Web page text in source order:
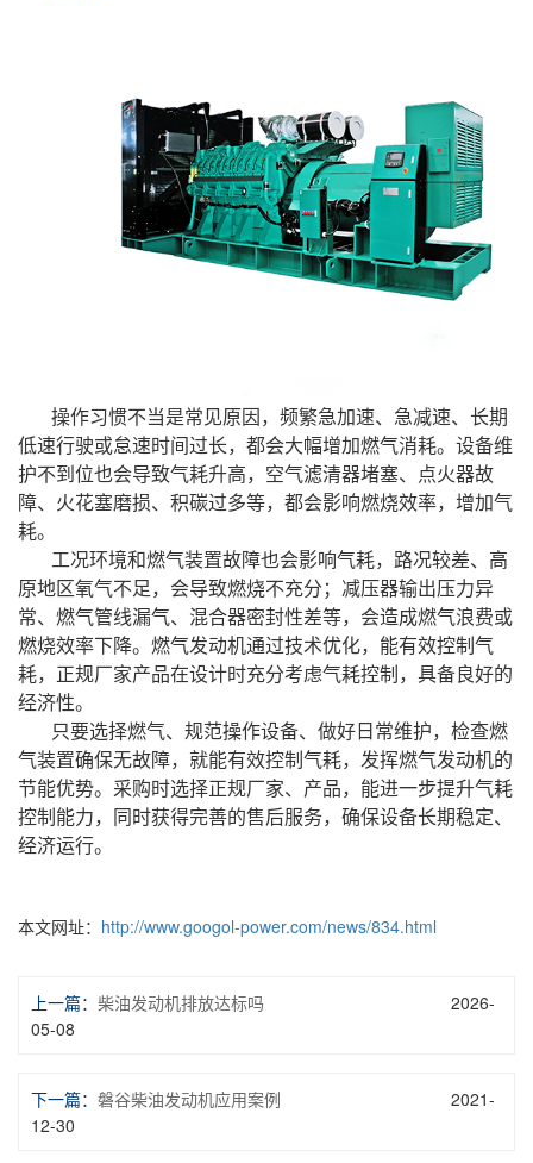
操作习惯不当是常见原因，频繁急加速、急减速、长期
低速行驶或怠速时间过长，都会大幅增加燃气消耗。设备维
护不到位也会导致气耗升高，空气滤清器堵塞、点火器故
障、火花塞磨损、积碳过多等，都会影响燃烧效率，增加气
耗。
工况环境和燃气装置故障也会影响气耗，路况较差、高
原地区氧气不足，会导致燃烧不充分；减压器输出压力异
常、燃气管线漏气、混合器密封性差等，会造成燃气浪费或
燃烧效率下降。燃气发动机通过技术优化，能有效控制气
耗，正规厂家产品在设计时充分考虑气耗控制，具备良好的
经济性。
只要选择燃气、规范操作设备、做好日常维护，检查燃
气装置确保无故障，就能有效控制气耗，发挥燃气发动机的
节能优势。采购时选择正规厂家、产品，能进一步提升气耗
控制能力，同时获得完善的售后服务，确保设备长期稳定、
经济运行。
本文网址： http://www.googol-power.com/news/834.html
上一篇： 柴油发动机排放达标吗
2026-
05-08
下一篇： 磐谷柴油发动机应用案例
2021-
12-30